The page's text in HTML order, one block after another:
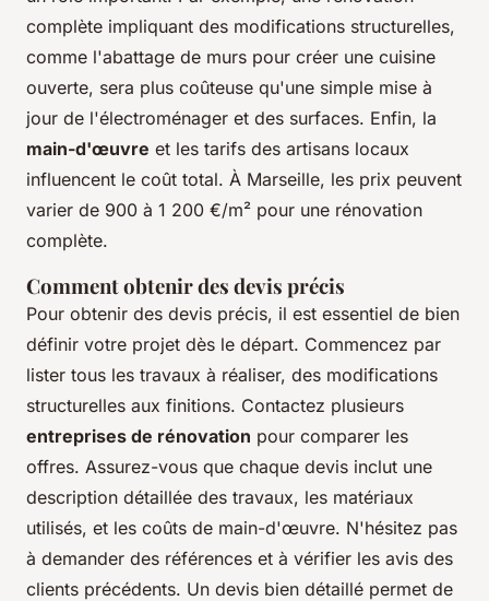
complète impliquant des modifications structurelles,
comme l'abattage de murs pour créer une cuisine
ouverte, sera plus coûteuse qu'une simple mise à
jour de l'électroménager et des surfaces. Enfin, la
main-d'œuvre et les tarifs des artisans locaux
influencent le coût total. À Marseille, les prix peuvent
varier de 900 à 1 200 €/m² pour une rénovation
complète.
Comment obtenir des devis précis
Pour obtenir des devis précis, il est essentiel de bien
définir votre projet dès le départ. Commencez par
lister tous les travaux à réaliser, des modifications
structurelles aux finitions. Contactez plusieurs
entreprises de rénovation pour comparer les
offres. Assurez-vous que chaque devis inclut une
description détaillée des travaux, les matériaux
utilisés, et les coûts de main-d'œuvre. N'hésitez pas
à demander des références et à vérifier les avis des
clients précédents. Un devis bien détaillé permet de